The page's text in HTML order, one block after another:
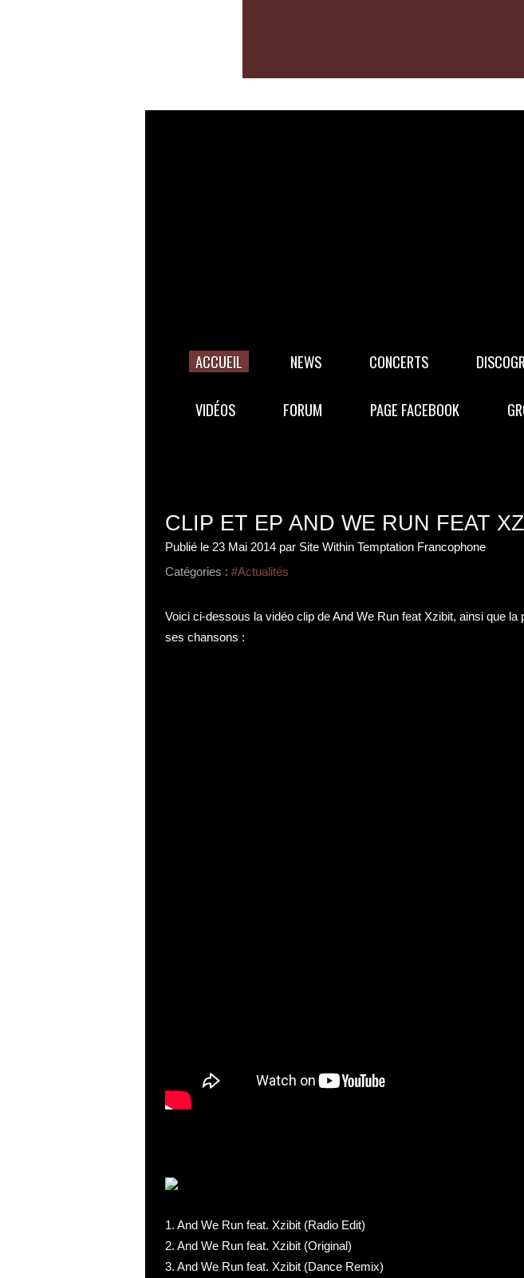
ACCUEIL NEWS CONCERTS
VIDÉOS FORUM PAGE FACEBOOK
CLIP ET EP AND WE RUN FEAT
Publié le 23 Mai 2014 par Site Within Temptation Francophone
Catégories : #Actualités
Voici ci-dessous la vidéo clip de And We Run feat Xzibit, ainsi que la
ses chansons :
1. And We Run feat. Xzibit (Radio Edit)
2. And We Run feat. Xzibit (Original)
3. And We Run feat. Xzibit (Dance Remix)